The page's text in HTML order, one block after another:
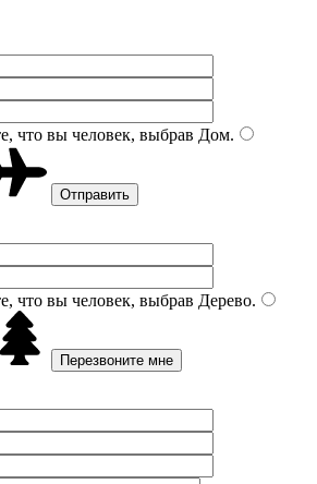
что вы человек, выбрав Дом.
что вы человек, выбрав Дерево.